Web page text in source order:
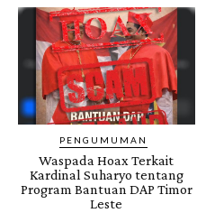
PENGUMUMAN
Waspada Hoax Terkait
Kardinal Suharyo tentang
Program Bantuan DAP Timor
Leste